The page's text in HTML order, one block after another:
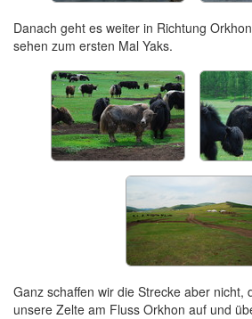
Danach geht es weiter in Richtung
sehen zum ersten Mal Yaks.
Ganz schaffen wir die Strecke aber nicht,
unsere Zelte am Fluss Orkhon auf und